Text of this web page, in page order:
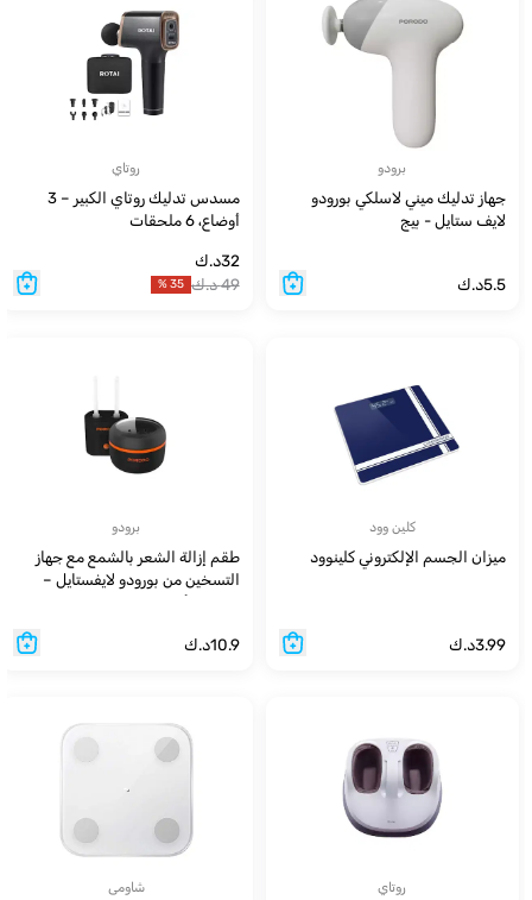
برودو
جهاز تدليك ميني لاسلكي بورودو
لايف ستايل - بيج
5.5د.ك
روتاي
مسدس تدليك روتاي الكبير – 3
أوضاع، 6 ملحقات
32د.ك
49د.ك 35
%
كلين وود
ميزان الجسم الإلكتروني كلينوود
3.99د.ك
برودو
طقم إزالة الشعر بالشمع مع جهاز
التسخين من بورودو لايفستايل –
10.9د.ك
روتاي شاومى